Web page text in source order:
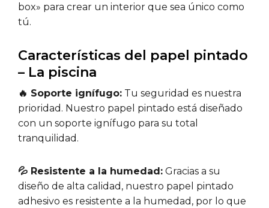
box» para crear un interior que sea único como
tú.
Características del papel pintado
– La piscina
🔥 Soporte ignífugo: Tu seguridad es nuestra
prioridad. Nuestro papel pintado está diseñado
con un soporte ignífugo para su total
tranquilidad.
💦 Resistente a la humedad: Gracias a su
diseño de alta calidad, nuestro papel pintado
adhesivo es resistente a la humedad, por lo que